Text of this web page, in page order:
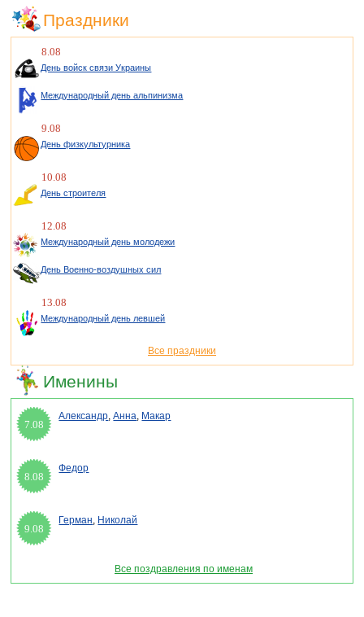
Праздники
8.08
День войск связи Украины
Международный день альпинизма
9.08
День физкультурника
10.08
День строителя
12.08
Международный день молодежи
День Военно-воздушных сил
13.08
Международный день левшей
Все праздники
Именины
7.08
Александр,Анна, Макар
8.08
Федор
9.08
Герман, Николай
Все поздравления по именам